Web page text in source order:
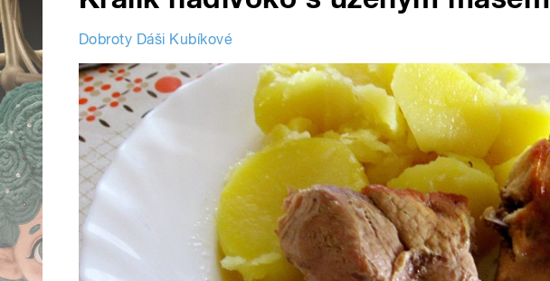
Dobroty Dáši Kubíkové